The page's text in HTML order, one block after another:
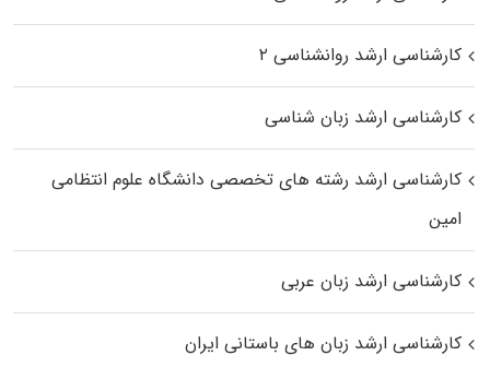
کارشناسی ارشد روانشناسی ۲
کارشناسی ارشد زبان شناسی
کارشناسی ارشد رﺷﺘﻪ ﻫﺎی تخصصی داﻧﺸﮕﺎه ﻋﻠﻮم انتظامی
اﻣﻴﻦ
کارشناسی ارشد زبان عربی
کارشناسی ارشد زبان‌ های باستانی ایران